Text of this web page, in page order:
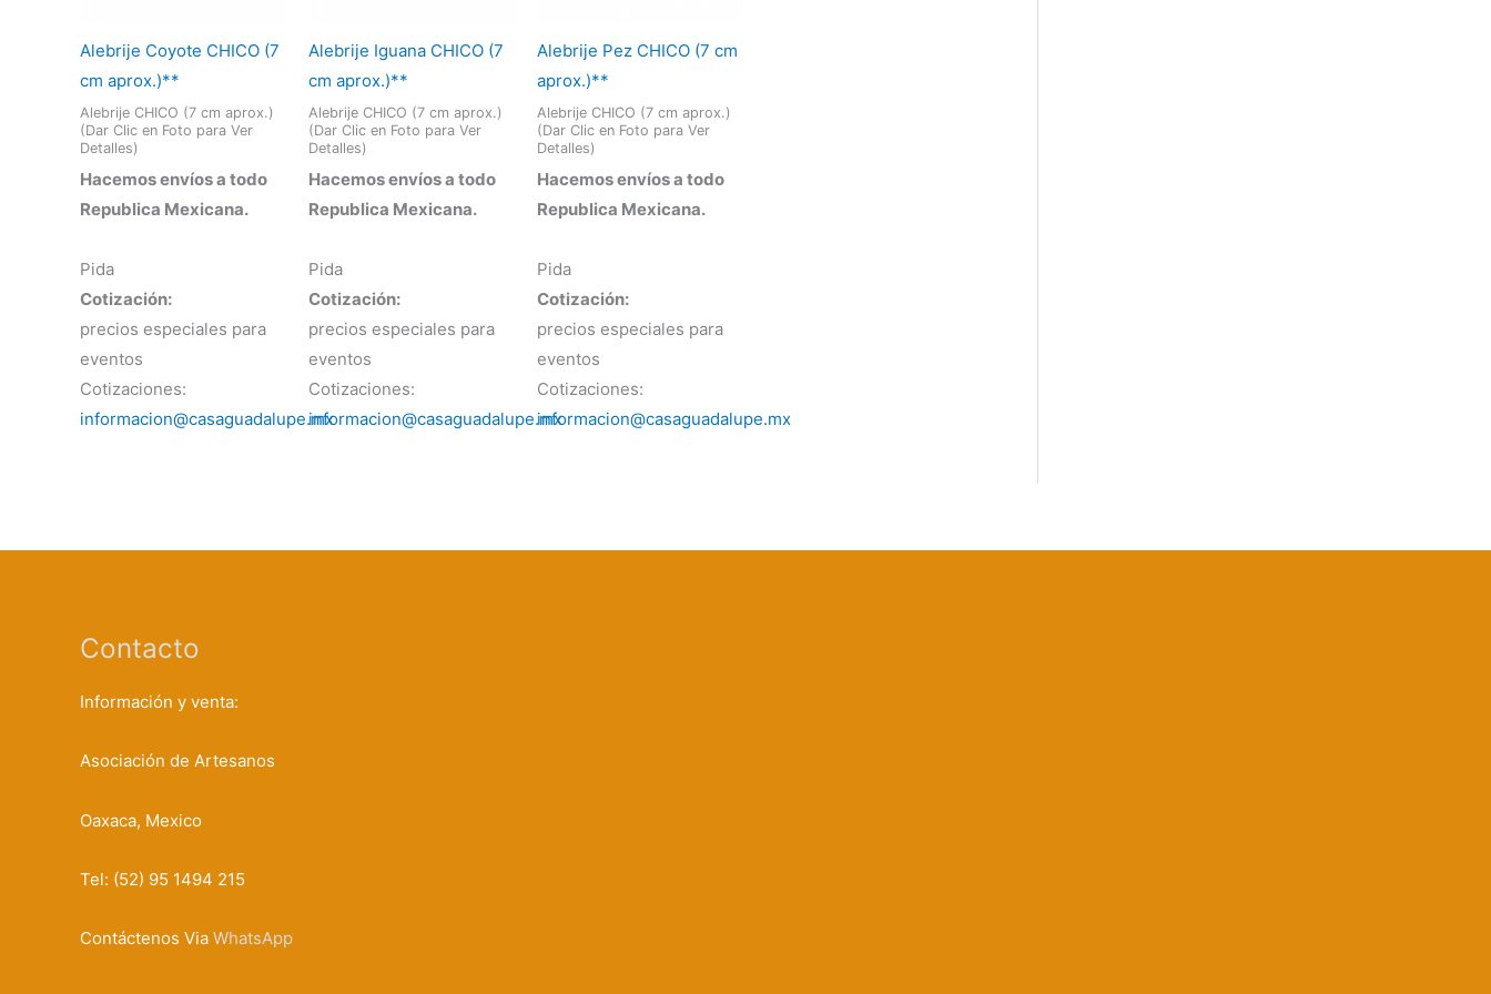
Alebrije Coyote CHICO (7
cm aprox.)**
Alebrije CHICO (7 cm aprox.)
(Dar Clic en Foto para Ver
Detalles)
Hacemos envíos a todo
Republica Mexicana.
Pida
Cotización:
precios especiales para
eventos
Cotizaciones:
informacion@casaguadalupe.mx
Alebrije Iguana CHICO (7
cm aprox.)**
Alebrije CHICO (7 cm aprox.)
(Dar Clic en Foto para Ver
Detalles)
Hacemos envíos a todo
Republica Mexicana.
Pida
Cotización:
precios especiales para
eventos
Cotizaciones:
informacion@casaguadalupe.mx
Alebrije Pez CHICO (7 cm
aprox.)**
Alebrije CHICO (7 cm aprox.)
(Dar Clic en Foto para Ver
Detalles)
Hacemos envíos a todo
Republica Mexicana.
Pida
Cotización:
precios especiales para
eventos
Cotizaciones:
informacion@casaguadalupe.mx
Contacto
Información y venta:
Asociación de Artesanos
Oaxaca, Mexico
Tel: (52) 95 1494 215
Contáctenos Via WhatsApp